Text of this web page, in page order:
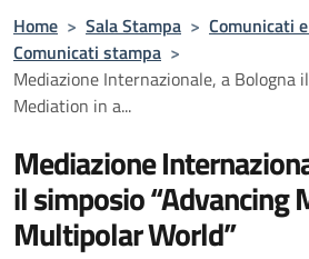
Home > Sala Stampa > Comunicati
Comunicati stampa >
Mediazione Internazionale, a Bologna
Mediation in a...
Mediazione
il simposio “Advancing
Multipolar World”